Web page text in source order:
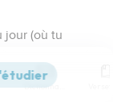
jour (où tu